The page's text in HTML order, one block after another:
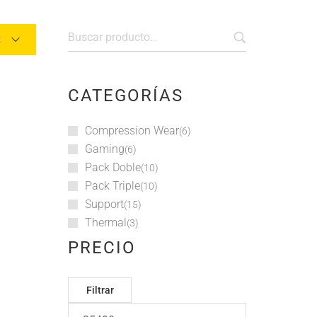
CATEGORÍAS
Compression Wear 6
Gaming 6
Pack Doble 10
Pack Triple 10
Support 15
Thermal 3
PRECIO
Filtrar